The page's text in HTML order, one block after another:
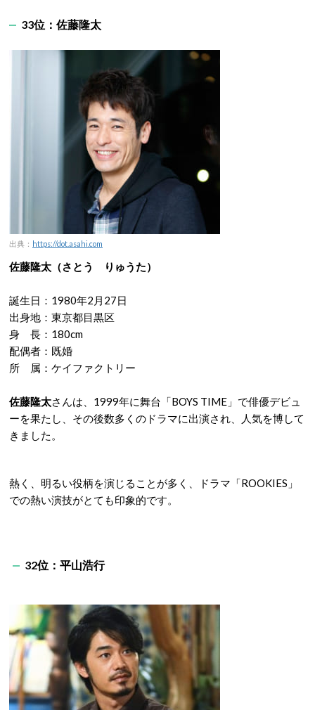
33位：佐藤隆太
出典： https://dot.asahi.com
佐藤隆太（さとう りゅうた）
誕生日：1980年2月27日
出身地：東京都目黒区
身 長：180cm
配偶者：既婚
所 属：ケイファクトリー
佐藤隆太さんは、1999年に舞台「BOYS TIME」で俳優デビュ
ーを果たし、その後数多くのドラマに出演され、人気を博して
きました。
熱く、明るい役柄を演じることが多く、ドラマ「ROOKIES」
での熱い演技がとても印象的です。
32位：平山浩行